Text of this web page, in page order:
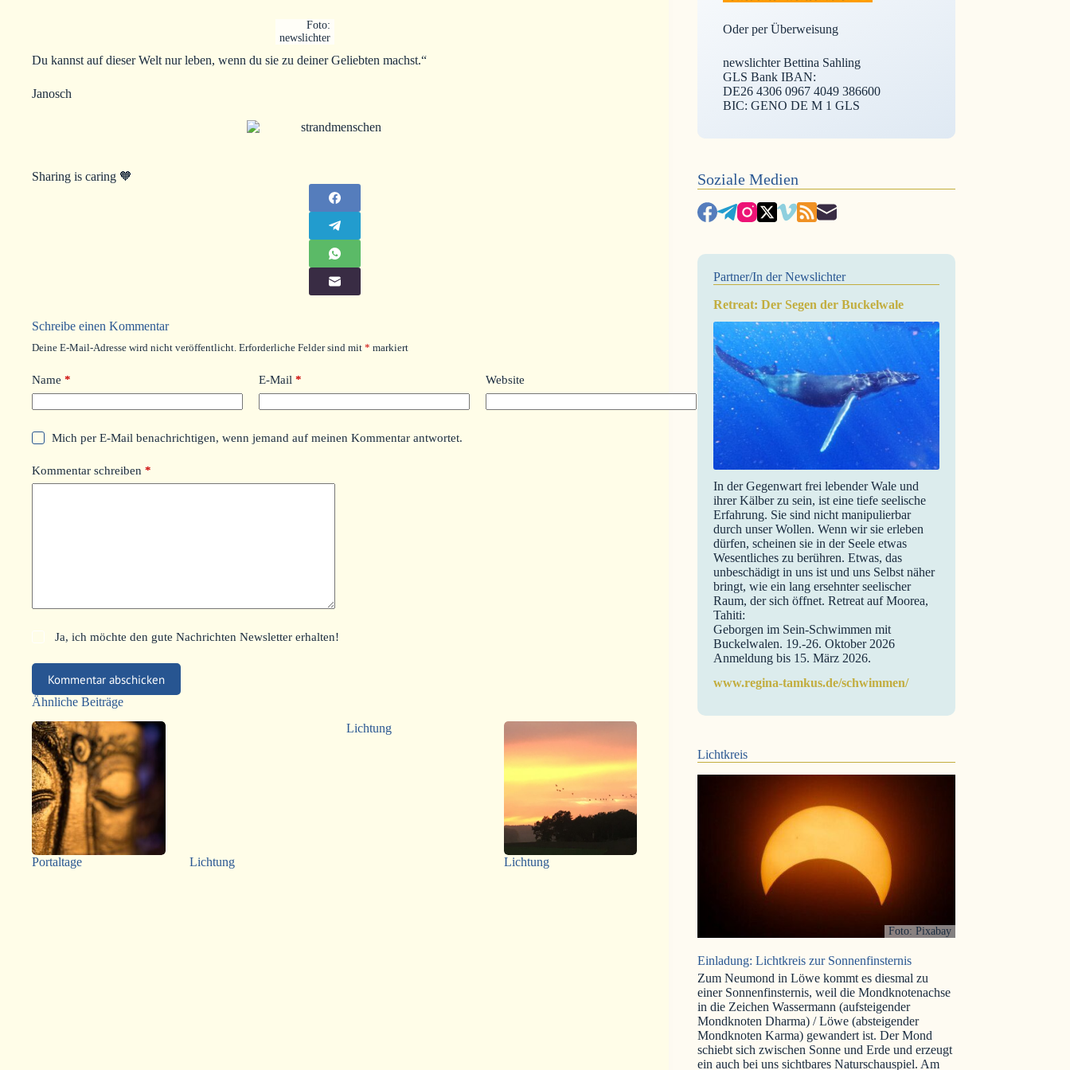
Foto:
newslichter
Du kannst auf dieser Welt nur leben, wenn du sie zu deiner Geliebten machst.“
Janosch
Sharing is caring 🧡
Schreibe einen Kommentar
Deine E-Mail-Adresse wird nicht veröffentlicht. Erforderliche Felder sind mit * markiert
Name * E-Mail * Website
Mich per E-Mail benachrichtigen, wenn jemand auf meinen Kommentar antwortet.
Kommentar schreiben *
Ja, ich möchte den gute Nachrichten Newsletter erhalten!
Kommentar abschicken
Ähnliche Beiträge
Portaltage Lichtung
Lichtung
Lichtung
Oder per Überweisung
newslichter Bettina Sahling
GLS Bank IBAN:
DE26 4306 0967 4049 386600
BIC: GENO DE M 1 GLS
Soziale Medien
Partner/In der Newslichter
Retreat: Der Segen der Buckelwale
In der Gegenwart frei lebender Wale und
ihrer Kälber zu sein, ist eine tiefe seelische
Erfahrung. Sie sind nicht manipulierbar
durch unser Wollen. Wenn wir sie erleben
dürfen, scheinen sie in der Seele etwas
Wesentliches zu berühren. Etwas, das
unbeschädigt in uns ist und uns Selbst näher
bringt, wie ein lang ersehnter seelischer
Raum, der sich öffnet. Retreat auf Moorea,
Tahiti:
Geborgen im Sein-Schwimmen mit
Buckelwalen. 19.-26. Oktober 2026
Anmeldung bis 15. März 2026.
www.regina-tamkus.de/schwimmen/
Lichtkreis
Foto: Pixabay
Einladung: Lichtkreis zur Sonnenfinsternis
Zum Neumond in Löwe kommt es diesmal zu
einer Sonnenfinsternis, weil die Mondknotenachse
in die Zeichen Wassermann (aufsteigender
Mondknoten Dharma) / Löwe (absteigender
Mondknoten Karma) gewandert ist. Der Mond
schiebt sich zwischen Sonne und Erde und erzeugt
ein auch bei uns sichtbares Naturschauspiel. Am